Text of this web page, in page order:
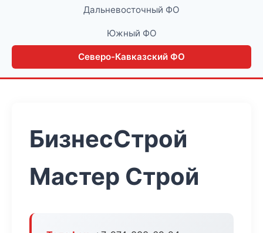
Дальневосточный ФО
Южный ФО
Северо-Кавказский ФО
БизнесСтрой
Мастер Строй